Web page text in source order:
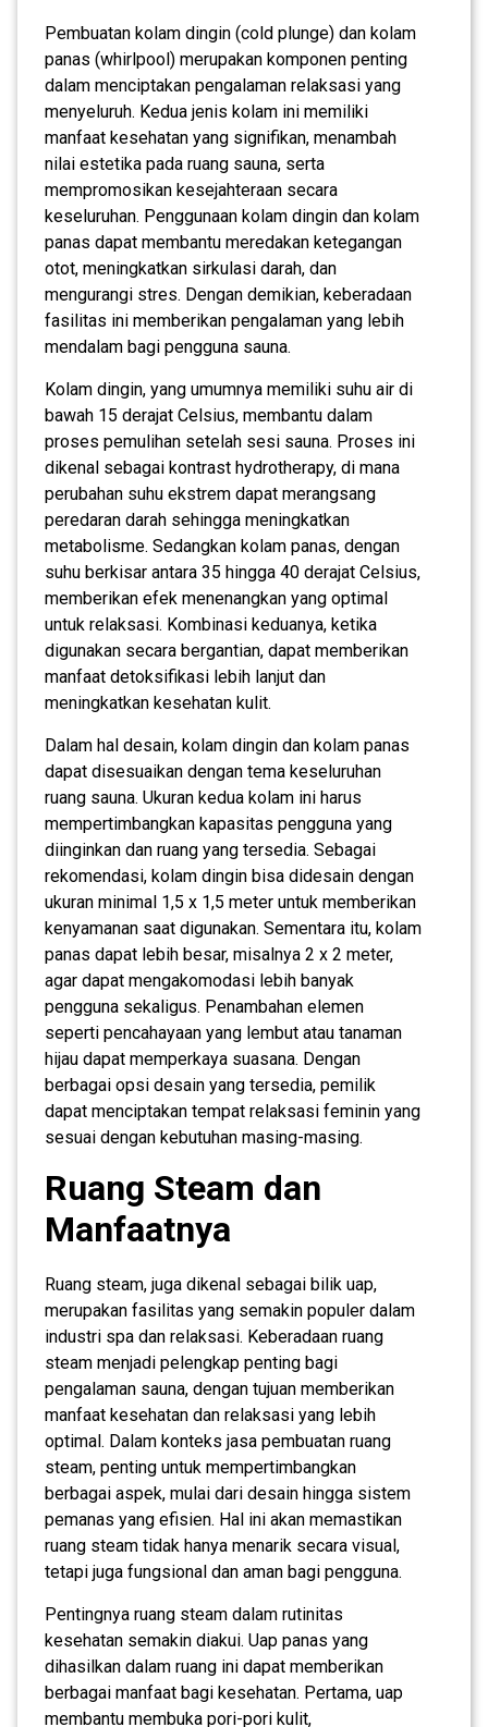
Pembuatan kolam dingin (cold plunge) dan kolam
panas (whirlpool) merupakan komponen penting
dalam menciptakan pengalaman relaksasi yang
menyeluruh. Kedua jenis kolam ini memiliki
manfaat kesehatan yang signifikan, menambah
nilai estetika pada ruang sauna, serta
mempromosikan kesejahteraan secara
keseluruhan. Penggunaan kolam dingin dan kolam
panas dapat membantu meredakan ketegangan
otot, meningkatkan sirkulasi darah, dan
mengurangi stres. Dengan demikian, keberadaan
fasilitas ini memberikan pengalaman yang lebih
mendalam bagi pengguna sauna.
Kolam dingin, yang umumnya memiliki suhu air di
bawah 15 derajat Celsius, membantu dalam
proses pemulihan setelah sesi sauna. Proses ini
dikenal sebagai kontrast hydrotherapy, di mana
perubahan suhu ekstrem dapat merangsang
peredaran darah sehingga meningkatkan
metabolisme. Sedangkan kolam panas, dengan
suhu berkisar antara 35 hingga 40 derajat Celsius,
memberikan efek menenangkan yang optimal
untuk relaksasi. Kombinasi keduanya, ketika
digunakan secara bergantian, dapat memberikan
manfaat detoksifikasi lebih lanjut dan
meningkatkan kesehatan kulit.
Dalam hal desain, kolam dingin dan kolam panas
dapat disesuaikan dengan tema keseluruhan
ruang sauna. Ukuran kedua kolam ini harus
mempertimbangkan kapasitas pengguna yang
diinginkan dan ruang yang tersedia. Sebagai
rekomendasi, kolam dingin bisa didesain dengan
ukuran minimal 1,5 x 1,5 meter untuk memberikan
kenyamanan saat digunakan. Sementara itu, kolam
panas dapat lebih besar, misalnya 2 x 2 meter,
agar dapat mengakomodasi lebih banyak
pengguna sekaligus. Penambahan elemen
seperti pencahayaan yang lembut atau tanaman
hijau dapat memperkaya suasana. Dengan
berbagai opsi desain yang tersedia, pemilik
dapat menciptakan tempat relaksasi feminin yang
sesuai dengan kebutuhan masing-masing.
Ruang Steam dan
Manfaatnya
Ruang steam, juga dikenal sebagai bilik uap,
merupakan fasilitas yang semakin populer dalam
industri spa dan relaksasi. Keberadaan ruang
steam menjadi pelengkap penting bagi
pengalaman sauna, dengan tujuan memberikan
manfaat kesehatan dan relaksasi yang lebih
optimal. Dalam konteks jasa pembuatan ruang
steam, penting untuk mempertimbangkan
berbagai aspek, mulai dari desain hingga sistem
pemanas yang efisien. Hal ini akan memastikan
ruang steam tidak hanya menarik secara visual,
tetapi juga fungsional dan aman bagi pengguna.
Pentingnya ruang steam dalam rutinitas
kesehatan semakin diakui. Uap panas yang
dihasilkan dalam ruang ini dapat memberikan
berbagai manfaat bagi kesehatan. Pertama, uap
membantu membuka pori-pori kulit,